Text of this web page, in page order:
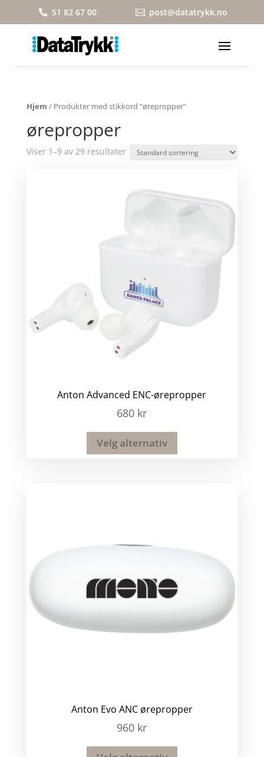
 51 82 67 00  post@datatrykk.no
Hjem / Produkter med stikkord “ørepropper”
ørepropper
Viser 1–9 av 29 resultater
Anton Advanced ENC-ørepropper
680 kr
Velg alternativ
Anton Evo ANC ørepropper
960 kr